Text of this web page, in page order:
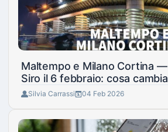
Maltempo e Milano Cortina —
Siro il 6 febbraio: cosa
Silvia Carrassi 04 Feb 2026